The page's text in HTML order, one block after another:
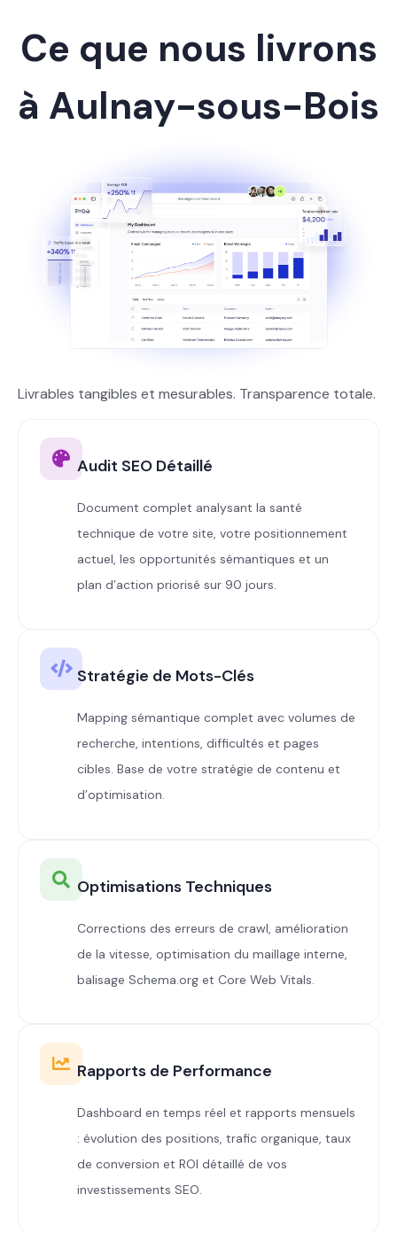
Ce que nous livrons
à Aulnay-sous-Bois
Livrables tangibles et mesurables. Transparence totale.
Audit SEO Détaillé
Document complet analysant la santé
technique de votre site, votre positionnement
actuel, les opportunités sémantiques et un
plan d’action priorisé sur 90 jours.
Stratégie de Mots-Clés
Mapping sémantique complet avec volumes de
recherche, intentions, difficultés et pages
cibles. Base de votre stratégie de contenu et
d’optimisation.
Optimisations Techniques
Corrections des erreurs de crawl, amélioration
de la vitesse, optimisation du maillage interne,
balisage Schema.org et Core Web Vitals.
Rapports de Performance
Dashboard en temps réel et rapports mensuels
: évolution des positions, trafic organique, taux
de conversion et ROI détaillé de vos
investissements SEO.